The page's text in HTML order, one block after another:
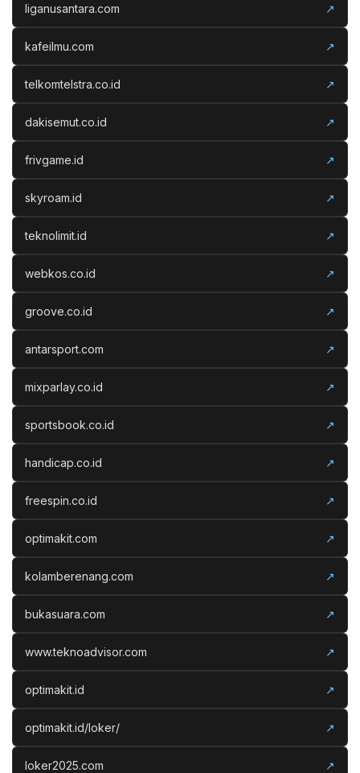
liganusantara.com ↗
kafeilmu.com ↗
telkomtelstra.co.id ↗
dakisemut.co.id ↗
frivgame.id ↗
skyroam.id ↗
teknolimit.id ↗
webkos.co.id ↗
groove.co.id ↗
antarsport.com ↗
mixparlay.co.id ↗
sportsbook.co.id ↗
handicap.co.id ↗
freespin.co.id ↗
optimakit.com ↗
kolamberenang.com ↗
bukasuara.com ↗
www.teknoadvisor.com ↗
optimakit.id ↗
optimakit.id/loker/ ↗
loker2025.com ↗